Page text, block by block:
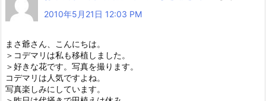
2010年5月21日 12:03 PM
まさ爺さん、こんにちは。
＞コデマリは私も移植しました。
＞好きな花です。写真を撮ります。
コデマリは人気ですよね。
写真楽しみにしています。